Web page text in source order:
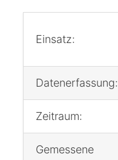
Einsatz:
Datenerfassung:
Zeitraum:
Gemessene